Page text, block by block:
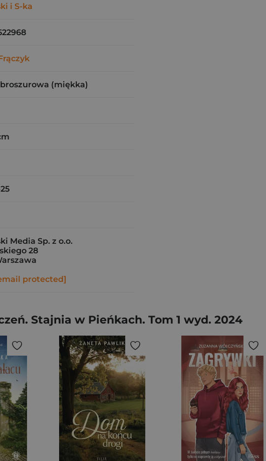
i S-ka
broszurowa (miękka)
Media Sp. z o.o.
28
protected]
Stajnia w Pieńkach. Tom 1 wyd. 2024